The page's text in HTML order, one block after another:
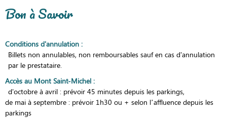
Bon à Savoir
Conditions d'annulation :
Billets non annulables, non remboursables sauf en cas d'annulation
par le prestataire.
Accès au Mont Saint-Michel :
d'octobre à avril : prévoir 45 minutes depuis les parkings
de mai à septembre : prévoir 1h30 ou + selon l’affluence depuis les
parkings